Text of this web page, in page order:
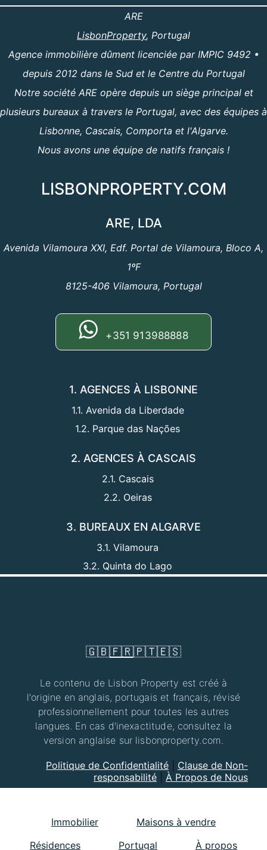
ARE
LisbonProperty, Portugal
Agence immobilière dûment licenciée par IMPIC 9492 •
depuis 2012 dans le Sud et le Centre du Portugal
Notre société ARE opère depuis un siège principal et
plusieurs bureaux à travers le Portugal, avec des équipes à
Lisbonne, Cascais, Comporta et l'Algarve.
Nous avons une équipe de natifs français !
LISBONPROPERTY.COM
ARE, LDA
Avenida Vilamoura XXI, Edf. Portal de Vilamoura, Bloco A,
1ºF
8125-406 Vilamoura, Portugal
+351 913988888
1. AGENCES À LISBONNE
1.1. Avenida da Liberdade
1.2. Parque das Nações
2. AGENCES À CASCAIS
2.1. Cascais
2.2. Oeiras
3. BUREAUX EN ALGARVE
3.1. Vilamoura
3.2. Quinta do Lago
🇬🇧🇫🇷🇵🇹🇪🇸
Le contenu de Lisbon Property est créé à
l'origine en anglais, portugais et français, révisé
professionnellement pour toutes les autres
langues. En cas d'inexactitude, consultez la
version anglaise sur lisbonproperty.com.
Politique de Confidentialité
Clause de Non-
responsabilité
À Propos de Nous
Immobilier
Maisons à vendre
Résidences
Portugal À propos